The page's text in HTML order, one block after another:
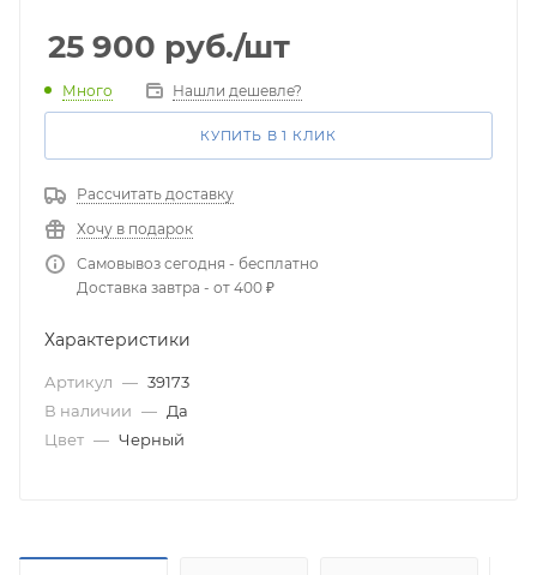
25 900 руб./шт
Много Нашли дешевле?
КУПИТЬ В 1 КЛИК
Рассчитать доставку
Хочу в подарок
Самовывоз сегодня - бесплатно
Доставка завтра - от 400 ₽
Характеристики
Артикул — 39173
В наличии — Да
Цвет — Черный